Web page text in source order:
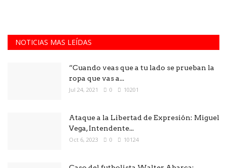
NOTICIAS MAS LEÍDAS
“Cuando veas que a tu lado se prueban la
ropa que vas a...
Jul 24, 2021 0 10201
Ataque a la Libertad de Expresión: Miguel
Vega, Intendente...
Oct 6, 2023 0 10124